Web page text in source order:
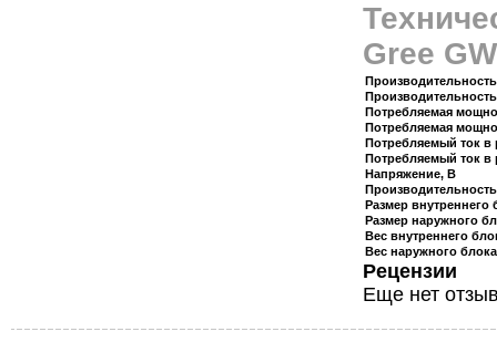
Gree
Потребляемая
Потребляемая
Потребляемый ток
Потребляемый ток в
Напряжение, В
Размер внутреннего
Размер наружного
Вес внутреннего
Вес наружного
Рецензии
Еще нет